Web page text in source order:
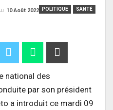
POLITIQUE SANTÉ
10 Août 2022
national des
par son président
a introduit ce mardi 09